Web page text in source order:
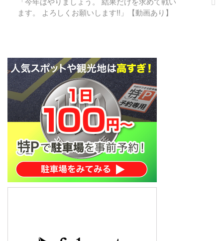
ン FW 背番号 40(※背番号は2018
シーズン) 生年月日 1992年12月
ます。 よろしくお願いします!!」【動画あり】